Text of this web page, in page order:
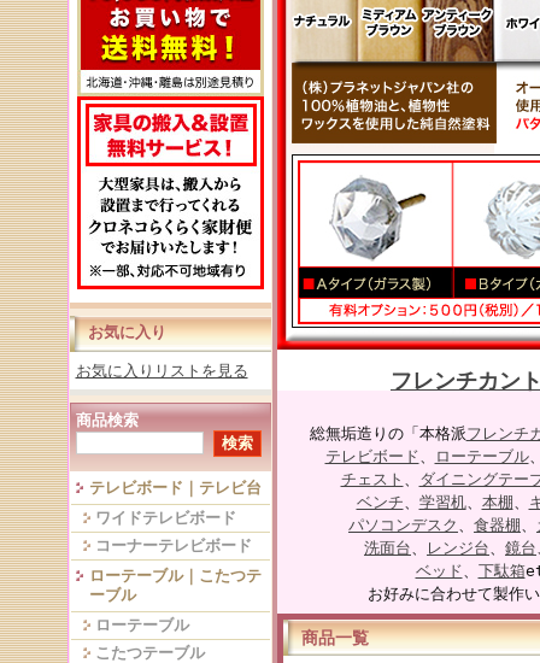
お気に入り
お気に入りリストを見る
商品検索
テレビボード｜テレビ台
ワイドテレビボード
コーナーテレビボード
ローテーブル｜こたつテ
ーブル
ローテーブル
こたつテーブル
フレンチカン
総無垢造りの「本格派フレンチ
テレビボード、 ローテーブル
チェスト 、 ダイニングテー
ベンチ、 学習机、 本棚 、
パソコンデスク 、 食器棚 、
洗面台、 レンジ台、 鏡台
ベッド、 下駄箱
お好みに合わせて製作
商品一覧